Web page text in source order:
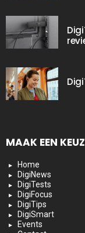
MAAK EEN
Home
DigiNews
DigiTests
DigiFocus
DigiTips
DigiSmart
Events